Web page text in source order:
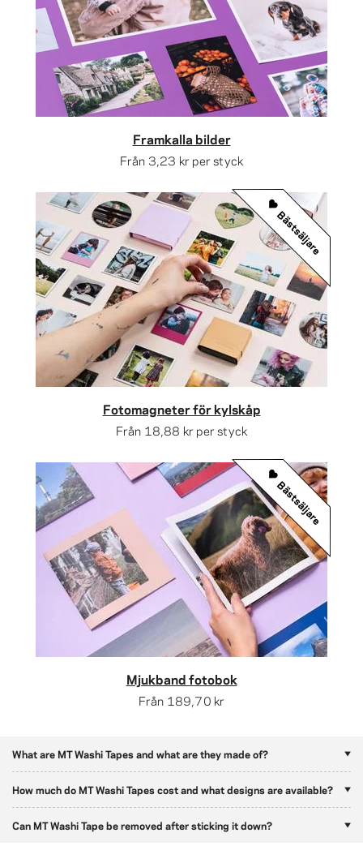
Framkalla bilder
Från 3,23 kr per styck
Fotomagneter för kylskåp
Från 18,88 kr per styck
Bästsäljare
Mjukband fotobok
Från 189,70 kr
Bästsäljare
What are MT Washi Tapes and what are they made of?
How much do MT Washi Tapes cost and what designs are available?
Can MT Washi Tape be removed after sticking it down?